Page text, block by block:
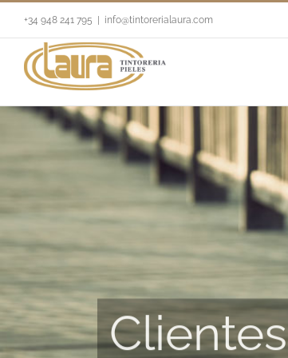
+34 948 241 795 info@tintorerialaura.com
Clientes